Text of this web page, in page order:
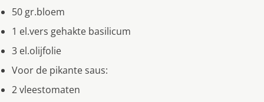
50 gr.bloem
1 el.vers gehakte basilicum
3 el.olijfolie
Voor de pikante saus:
2 vleestomaten